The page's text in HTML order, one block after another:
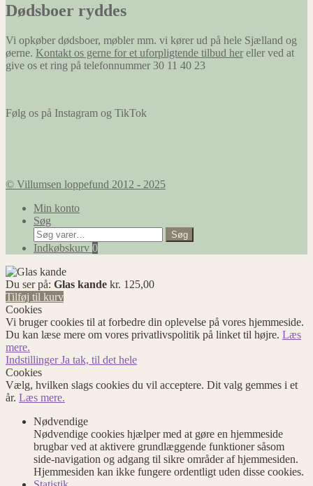
Dødsboer ryddes
Vi opkøber dødsboer, møbler mm. vi kører ud på hele Sjælland og
øerne. Kontakt os gerne for et uforpligtende tilbud her eller ved at
give os et ring på telefonnummer 30 11 40 23
Følg os på Instagram og TikTok
© Villumsen loppefund 2012 - 2025
Min konto
Søg
Søg
efter:
Søg
Indkøbskurv 0
Du ser på: Glas kande kr. 125,00
Tilføj til kurv
Cookies
Vi bruger cookies til at forbedre din oplevelse på vores hjemmeside.
Du kan læse mere om vores privatlivspolitik på linket til højre. Læs
mere.
IndstillingerJa tak, til det hele
Cookies
Vælg, hvilken slags cookies du vil acceptere. Dit valg gemmes i et
år. Læs mere.
Nødvendige
Nødvendige cookies hjælper med at gøre en hjemmeside
brugbar ved at aktivere grundlæggende funktioner såsom
side-navigation og adgang til sikre områder af hjemmesiden.
Hjemmesiden kan ikke fungere ordentligt uden disse cookies.